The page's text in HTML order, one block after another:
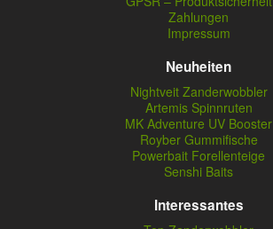
Zahlungen
Impressum
Neuheiten
Nightveit Zanderwobbler
Artemis Spinnruten
MK Adventure UV Booster
Royber Gummifische
Powerbait Forellenteige
Senshi Baits
Interessantes